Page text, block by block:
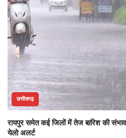
छत्तीसगढ़
रायपुर समेत कई जिलों में तेज बारिश की
येलो अलर्ट